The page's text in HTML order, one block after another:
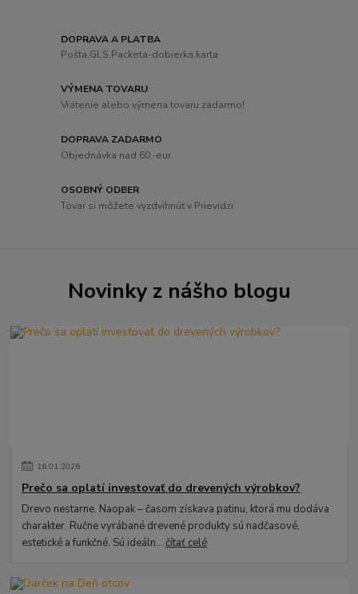
DOPRAVA A PLATBA
Pošta,GLS,Packeta-dobierka,karta
VÝMENA TOVARU
Vrátenie alebo výmena tovaru zadarmo!
DOPRAVA ZADARMO
Objednávka nad 60,-eur.
OSOBNÝ ODBER
Tovar si môžete vyzdvihnúť v Prievidzi
Novinky z nášho blogu
16.01.2026
Prečo sa oplatí investovať do drevených výrobkov?
Drevo nestarne. Naopak – časom získava patinu, ktorá mu dodáva
charakter. Ručne vyrábané drevené produkty sú nadčasové,
estetické a funkčné. Sú ideáln...čítať celé